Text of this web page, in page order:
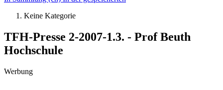
Keine Kategorie
TFH-Presse 2-2007-1.3. - Prof Beuth
Hochschule
Werbung